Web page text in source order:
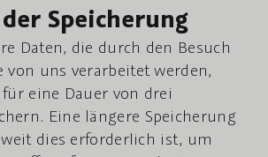
Speicherung
Daten, die durch den Besuch
von uns verarbeitet werden,
eine Dauer von drei
Eine längere Speicherung
dies erforderlich ist, um